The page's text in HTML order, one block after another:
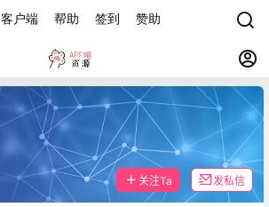
客户端 帮助 签到 赞助
关注Ta 发私信